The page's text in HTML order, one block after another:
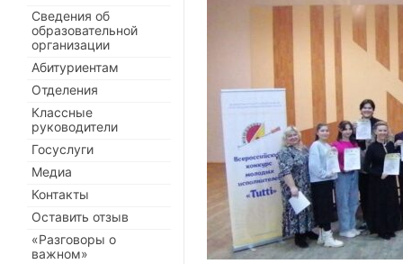
Сведения об
образовательной
организации
Абитуриентам
Отделения
Классные
руководители
Госуслуги
Медиа
Контакты
Оставить отзыв
«Разговоры о
важном»